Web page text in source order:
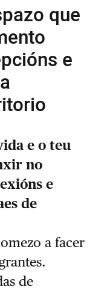
que
e
e o teu
no
e
de
a facer
de